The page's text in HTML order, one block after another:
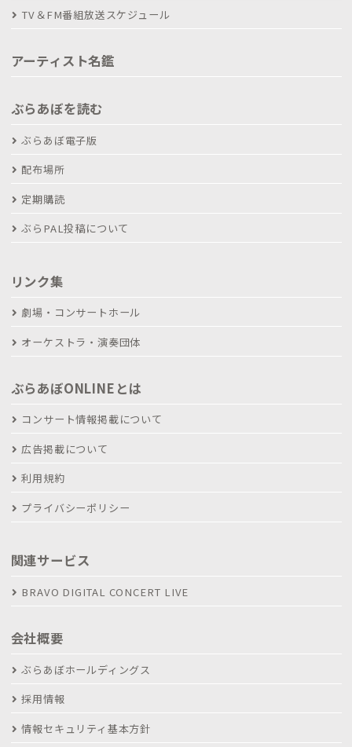
TV＆FM番組放送スケジュール
アーティスト名鑑
ぶらあぼを読む
ぶらあぼ電子版
配布場所
定期購読
ぶらPAL投稿について
リンク集
劇場・コンサートホール
オーケストラ・演奏団体
ぶらあぼONLINEとは
コンサート情報掲載について
広告掲載について
利用規約
プライバシーポリシー
関連サービス
BRAVO DIGITAL CONCERT LIVE
会社概要
ぶらあぼホールディングス
採用情報
情報セキュリティ基本方針